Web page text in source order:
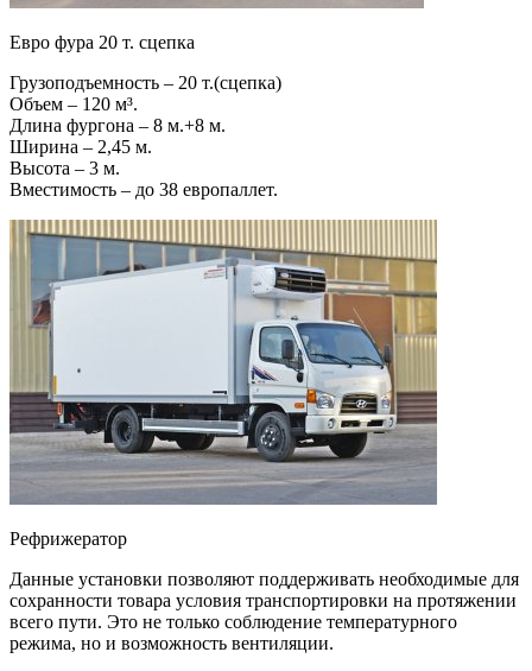
Евро фура 20 т. сцепка
Грузоподъемность – 20 т.(сцепка)
Объем – 120 м³.
Длина фургона – 8 м.+8 м.
Ширина – 2,45 м.
Высота – 3 м.
Вместимость – до 38 европаллет.
Рефрижератор
Данные установки позволяют поддерживать необходимые для
сохранности товара условия транспортировки на протяжении
всего пути. Это не только соблюдение температурного
режима, но и возможность вентиляции.